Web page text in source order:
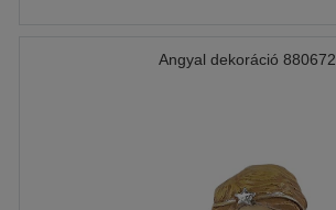
Angyal dekoráció 880672